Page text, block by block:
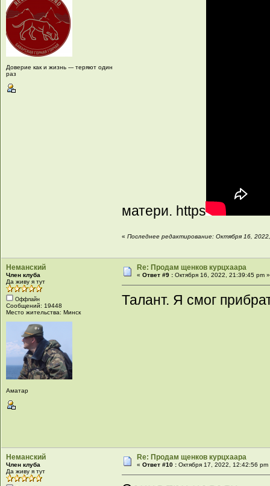
Доверие как и жизнь --- теряют один
раз
матери. https
«Последнее редактирование: Октября 16,
Неманский
Член клуба
Да живу я тут
Оффлайн
Сообщений: 19448
Место жительства: Минск
Аматар
Re: Продам щенков курцхаара
«Ответ #9 : Октября 16, 2022, 21:39:45 pm »
Талант. Я смог
Неманский
Член клуба
Да живу я тут
Re: Продам щенков курцхаара
«Ответ #10 : Октября 17, 2022, 12:42:56 pm